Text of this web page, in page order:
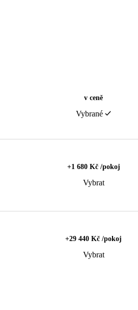
v ceně
Vybrané
+1 680 Kč /pokoj
Vybrat
+29 440 Kč /pokoj
Vybrat